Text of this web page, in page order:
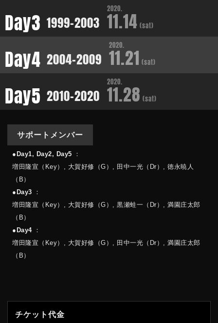
Day3 1999-2003
2020.
11.14 (sat)
Day4 2004-2009
2020.
11.21 (sat)
Day5 2010-2020
2020.
11.28 (sat)
サポートメンバー
● Day1, Day2, Day5 ：
増田隆宣（Key）, 大賀好修（G）, 田中一光（Dr）, 徳永暁人
（B）
● Day3 ：
増田隆宣（Key）, 大賀好修（G）, 黒瀬蛙一（Dr）, 満園庄太郎
（B）
● Day4：
増田隆宣（Key）, 大賀好修（G）, 田中一光（Dr）, 満園庄太郎
（B）
チケット代金